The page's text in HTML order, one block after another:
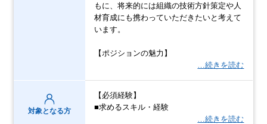
もに、将来的には組織の技術方針策定や人
材育成にも携わっていただきたいと考えて
います。
【ポジションの魅力】
…続きを読む
対象となる方
【必須経験】
■求めるスキル・経験
…続きを読む